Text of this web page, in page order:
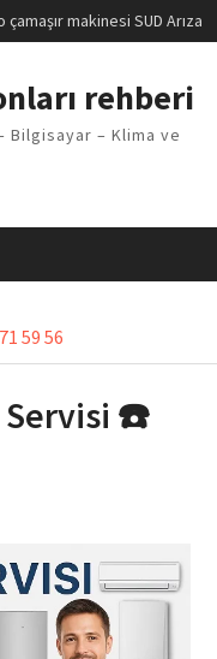
buzdolabı E1 Arıza
Çözümü
Arıza Kodu Regal kombi
rehberi
Bilgisayar – Klima ve
59 56
Servisi ☎️